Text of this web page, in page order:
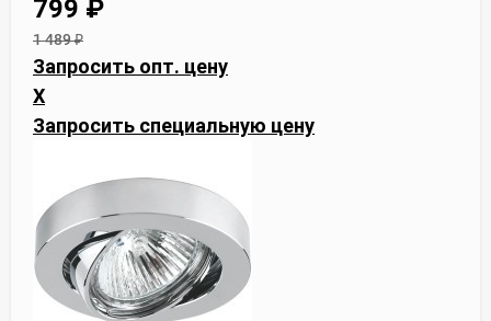
799 ₽
1 489₽
Запросить опт. цену
X
Запросить специальную цену